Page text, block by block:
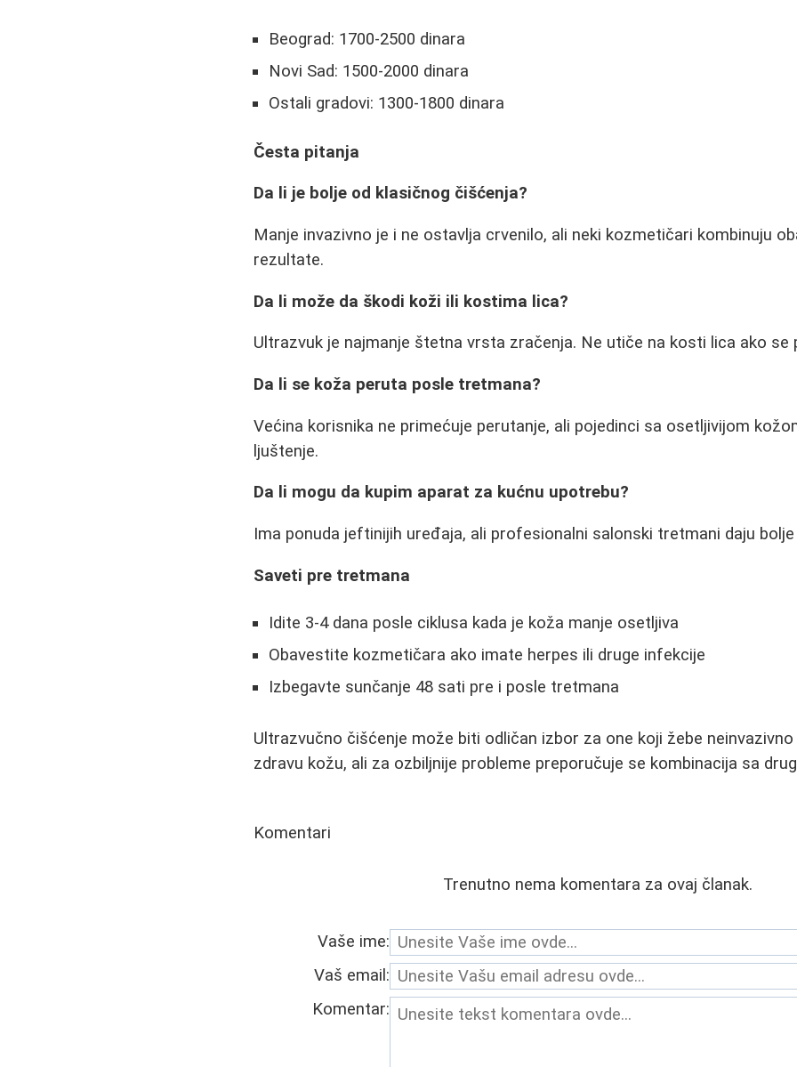
Beograd: 1700-2500 dinara
Novi Sad: 1500-2000 dinara
Ostali gradovi: 1300-1800 dinara
Česta pitanja
Da li je bolje od klasičnog čišćenja?
Manje invazivno je i ne ostavlja crvenilo, ali neki kozmetičari kombinuju
rezultate.
Da li može da škodi koži ili kostima lica?
Ultrazvuk je najmanje štetna vrsta zračenja. Ne utiče na kosti lica ako se
Da li se koža peruta posle tretmana?
Većina korisnika ne primećuje perutanje, ali pojedinci sa osetljivijom
ljuštenje.
Da li mogu da kupim aparat za kućnu upotrebu?
Ima ponuda jeftinijih uređaja, ali profesionalni salonski tretmani daju
Saveti pre tretmana
Idite 3-4 dana posle ciklusa kada je koža manje osetljiva
Obavestite kozmetičara ako imate herpes ili druge infekcije
Izbegavte sunčanje 48 sati pre i posle tretmana
Ultrazvučno čišćenje može biti odličan izbor za one koji žebe
zdravu kožu, ali za ozbiljnije probleme preporučuje se kombinacija sa
Komentari
Trenutno nema komentara za ovaj članak.
Vaše ime:
Vaš email:
Komentar: